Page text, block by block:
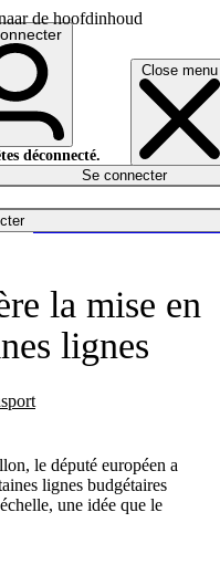
de hoofdinhoud
Close menu
déconnecté.
Se connecter
la mise en
lignes
le député européen a
lignes budgétaires
une idée que le